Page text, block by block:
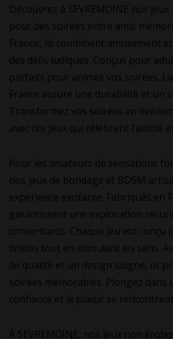
Découvrez à SEVREMOINE nos
pour des soirées entre amis
France, ils combinent amusement
des défis ludiques. Conçus pour
parfaits pour animer vos soirées.
France assure une durabilité et un
Transformez vos soirées en
avec ces jeux qui célèbrent l’amitié
Pour les amateurs de sensations
nos jeux de bondage et BDSM
expérience excitante. Fabriqués en
garantissent une exploration
consentants. Chaque jeu est conçu
limites tout en stimulant les sens.
de qualité et un design soigné, ils
soirées mémorables. Plongez dans
confiance et le plaisir se rencontrent.
À SEVREMOINE, nos jeux non